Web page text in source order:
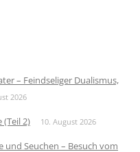
– Feindseliger Dualismus,
2026
(Teil 2) 10. August 2026
und Seuchen – Besuch vom